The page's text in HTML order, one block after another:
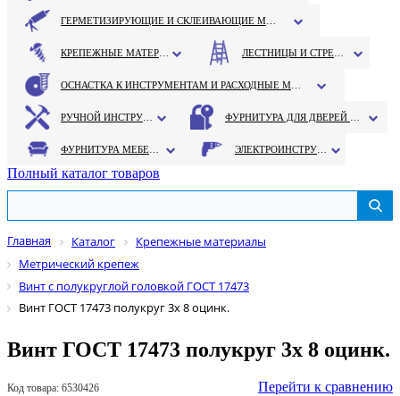
Полный каталог товаров
Главная Каталог
Крепежные материалы
Метрический крепеж
Винт с полукруглой головкой ГОСТ 17473
Винт ГОСТ 17473 полукруг 3х 8 оцинк.
Винт ГОСТ 17473 полукруг 3х 8 оцинк.
Код товара: 6530426 Перейти к сравнению